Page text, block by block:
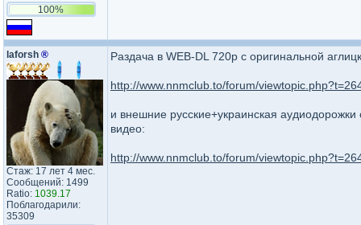
100%
laforsh ®
Стаж: 17 лет 4 мес.
Сообщений: 1499
Ratio: 1039.17
Поблагодарили:
35309
Раздача в WEB-DL 720р с оригинальной
http://www.nnmclub.to/forum/
и внешние русские+украинская
видео:
http://www.nnmclub.to/forum/